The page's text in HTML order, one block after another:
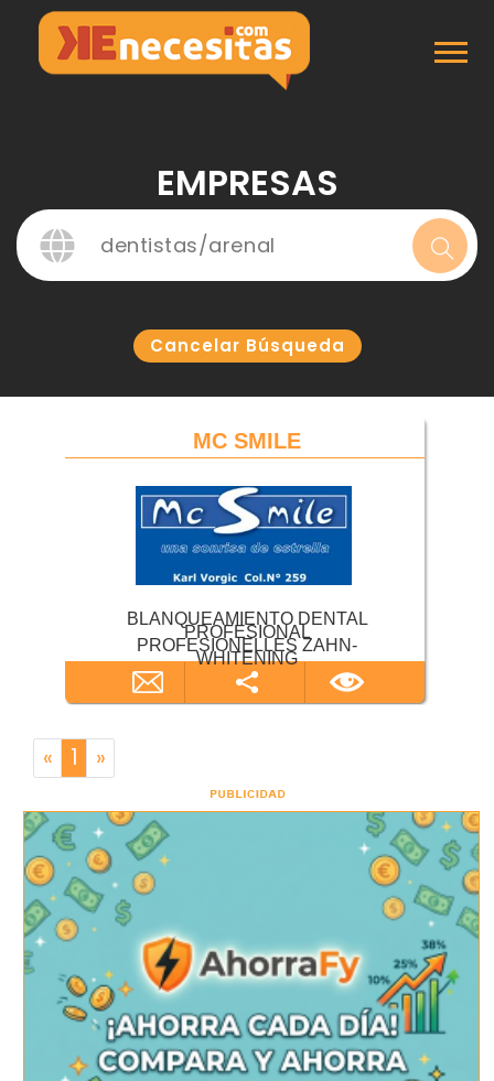
EMPRESAS
Cancelar Búsqueda
MC SMILE
BLANQUEAMIENTO DENTAL
PROFESIONAL
PROFESIONELLES ZAHN-
WHITENING
« 1 »